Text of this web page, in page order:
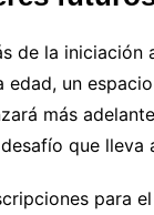
de la iniciación
edad, un
más
que lleva
para